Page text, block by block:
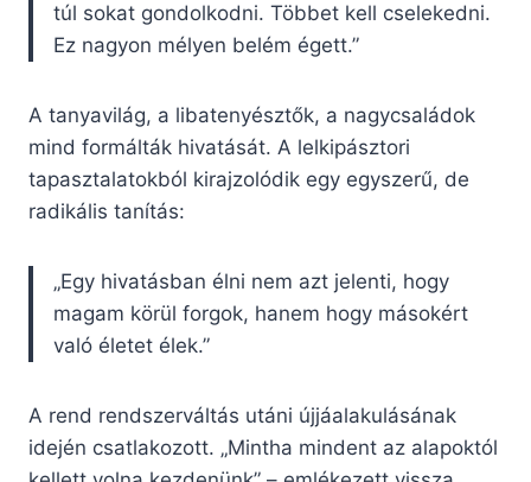
túl sokat gondolkodni. Többet kell cselekedni.
Ez nagyon mélyen belém égett.”
A tanyavilág, a libatenyésztők, a nagycsaládok
mind formálták hivatását. A lelkipásztori
tapasztalatokból kirajzolódik egy egyszerű, de
radikális tanítás:
„Egy hivatásban élni nem azt jelenti, hogy
magam körül forgok, hanem hogy másokért
való életet élek.”
A rend rendszerváltás utáni újjáalakulásának
idején csatlakozott. „Mintha mindent az alapoktól